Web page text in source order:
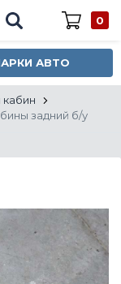
0
АВТО
задний б/у